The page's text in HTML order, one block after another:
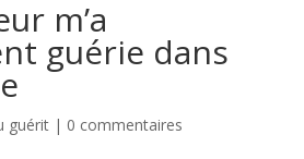
m’a
guérie dans
guérit| 0 commentaires